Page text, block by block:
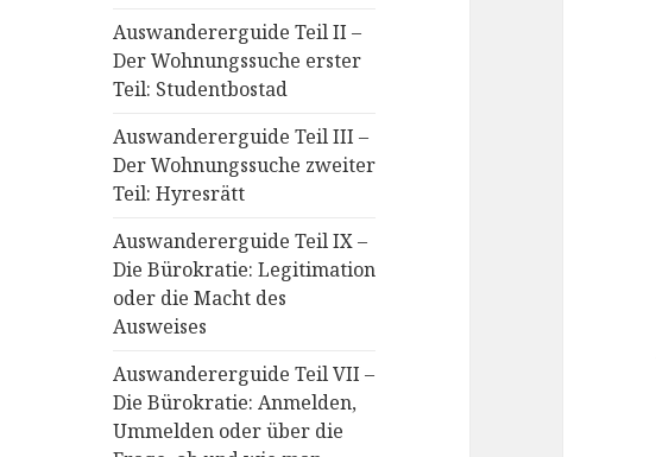
Auswandererguide Teil II –
Der Wohnungssuche erster
Teil: Studentbostad
Auswandererguide Teil III –
Der Wohnungssuche zweiter
Teil: Hyresrätt
Auswandererguide Teil IX –
Die Bürokratie: Legitimation
oder die Macht des
Ausweises
Auswandererguide Teil VII –
Die Bürokratie: Anmelden,
Ummelden oder über die